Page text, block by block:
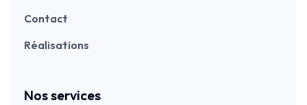
Contact
Réalisations
Nos services